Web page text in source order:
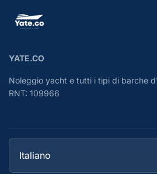
YATE.CO
Noleggio yacht e tutti i tipi di barche
RNT: 109966